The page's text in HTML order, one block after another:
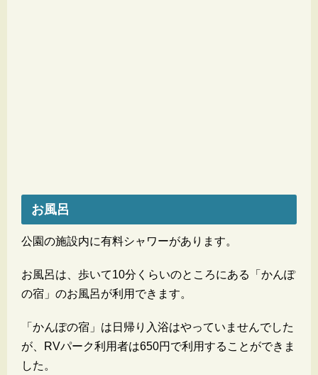
お風呂
公園の施設内に有料シャワーがあります。
お風呂は、歩いて10分くらいのところにある「かんぽ
の宿」のお風呂が利用できます。
「かんぽの宿」は日帰り入浴はやっていませんでした
が、RVパーク利用者は650円で利用することができま
した。